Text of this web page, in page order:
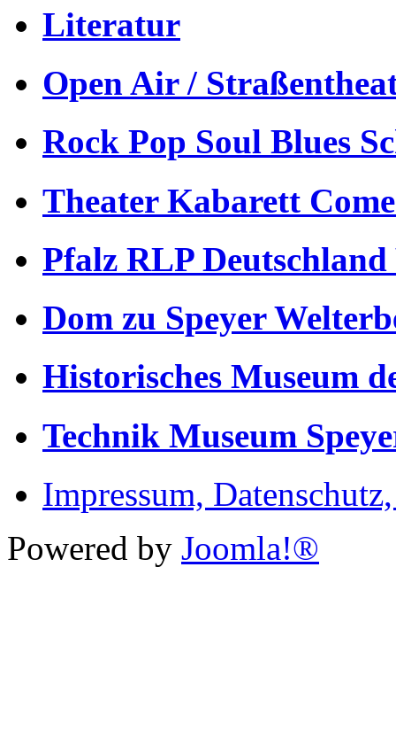
Literatur
Open Air /
Rock Pop Soul Blues
Theater Kabarett
Pfalz RLP
Dom zu Speyer
Historisches Museum
Technik Museum
Impressum,
Powered by Joomla!®